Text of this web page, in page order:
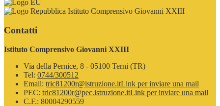
Istituto Comprensivo Giovanni XXIII
Contatti
Istituto Comprensivo Giovanni XXIII
Via della Pernice, 8 - 05100 Terni (TR)
Tel: 0744/300512
Email: tric81200r@istruzione.itLink per inviare una mail
PEC: tric81200r@pec.istruzione.itLink per inviare una mail
C.F.: 80004290559